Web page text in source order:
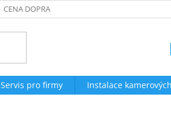
CENA DOPRAVY
Servis pro firmy Instalace